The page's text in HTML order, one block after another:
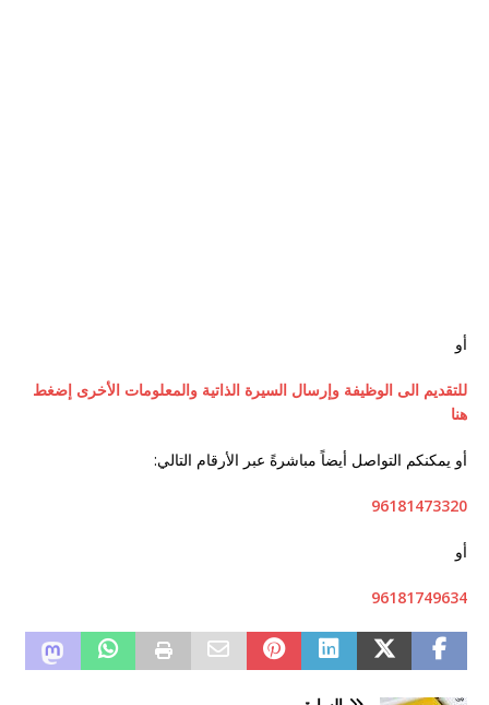
أو
للتقديم الى الوظيفة وإرسال السيرة الذاتية والمعلومات الأخرى إضغط
هنا
أو يمكنكم التواصل أيضاً مباشرةً عبر الأرقام التالي:
96181473320
أو
96181749634